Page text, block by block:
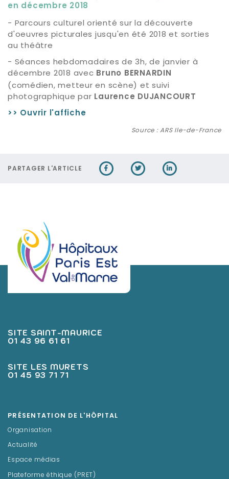
en décembre 2018
- Parcours culturel orienté sur la découverte
d'oeuvres picturales jusqu'en été 2018 et sorties
au théâtre
- Séances hebdomadaires de 3h, de janvier à
décembre 2018 avec Bruno BERNARDIN
(comédien, metteur en scène) et suivi
photographique par Laurence DUJANCOURT
>> Ouvrir l'affiche
Source : ARS Ile-de-France
PARTAGER L'ARTICLE
SITE SAINT-MAURICE
01 43 96 61 61
SITE LES MURETS
01 45 93 71 71
PRÉSENTATION DE L'HÔPITAL
Organisation
Actualité
Espace médias
Plateforme éthique (PRET)